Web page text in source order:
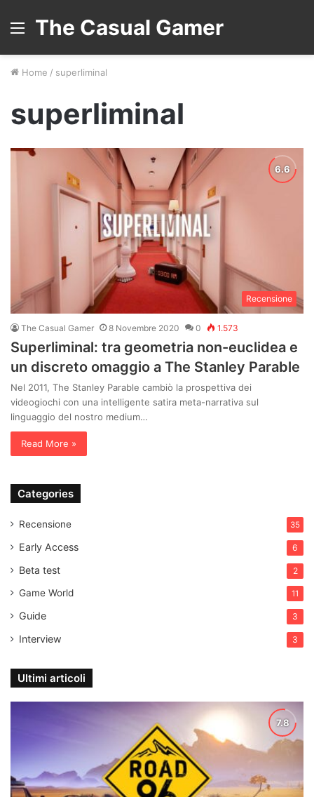
The Casual Gamer
Home / superliminal
superliminal
Recensione
The Casual Gamer 8 Novembre 2020 0 1.573
Superliminal: tra geometria non-euclidea e
un discreto omaggio a The Stanley Parable
Nel 2011, The Stanley Parable cambiò la prospettiva dei
videogiochi con una intelligente satira meta-narrativa sul
linguaggio del nostro medium…
Read More »
Categories
Recensione 35
Early Access 6
Beta test 2
Game World 11
Guide 3
Interview 3
Ultimi articoli